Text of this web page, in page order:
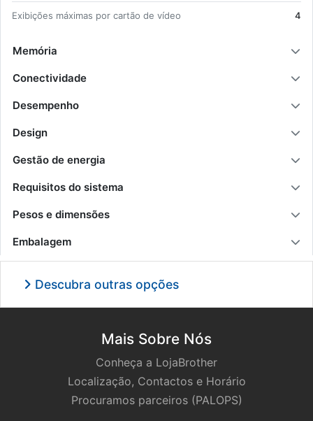
Exi­bi­ções má­ximas por cartão de vídeo 4
Memória
Conectividade
Desempenho
Design
Gestão de energia
Requisitos do sistema
Pesos e dimensões
Embalagem
Descubra outras opções
Mais Sobre Nós
Conheça a LojaBrother
Localização, Contactos e Horário
Procuramos parceiros (PALOPS)